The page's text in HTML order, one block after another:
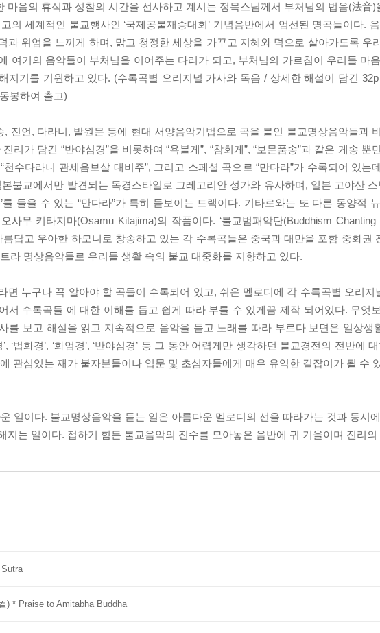
마음의 휴식과 성찰의 시간을 선사하고 계시는 정목스님께서 부처님의 법음(法音
의 세계적인 불교행사인 ‘국제공불재승대회’ 기념음반에서 엄선된 명곡들이다.
과 위엄을 느끼게 하며, 맑고 청정한 세상을 가꾸고 지혜와 덕으로 살아가도록 우
여기의 음악들이 부처님을 이어주는 다리가 되고, 부처님의 가르침이 우리들 마
지기를 기원하고 있다. (수록곡별 오리지널 가사와 독음 / 상세한 해설이 담긴
봉하여 출고)
, 진언, 다라니, 발원문 등에 현대 서양음악기법으로 곡을 붙인 불교명상음악들과
리가 담긴 “반야심경”을 비롯하여 “욕불게”, “참회게”, “보문품송”과 같은 게송 뿐
“천수다라니 관세음보살 대비주”, 그리고 스페셜 곡으로 “만다라”가 수록되어 있는
본불교에서만 발견되는 독경스타일로 그레고리안 성가와 유사하며, 일본 고야산
를 들을 수 있는 “만다라”가 특히 돋보이는 트랙이다. 기타로와는 또 다른 동양적
사무 키타지마(Osamu Kitajima)의 작품이다. ‘불교범패악단(Buddhism Chanting
름답고 우아한 하모니로 창송하고 있는 각 수록곡들은 중국과 대만을 포함 중화권
라 명상음악들로 우리들 생활 속의 불교 대중화를 지향하고 있다.
면 누구나 꼭 알아야 할 곡들이 수록되어 있고, 쉬운 멜로디에 각 수록곡별 오리
서 수록곡들 에 대한 이해를 돕고 쉽게 따라 부를 수 있게끔 제작 되어있다. 무엇
를 보고 해설을 읽고 지속적으로 음악을 듣고 노래를 따라 부르다 보면은 일상생
‘법화경’, ‘화엄경’, ‘반야심경’ 등 그 동안 어렵게만 생각하던 불교경전의 전반에
관심있는 재가 불자분들이나 입문 및 초심자들에게 매우 유익한 길잡이가 될 수
일이다. 불교명상음악을 듣는 일은 아름다운 멜로디의 선을 따라가는 것과 동시
지는 일이다. 접하기 힘든 불교음악의 진수를 모아놓은 음반에 귀 기울이며 진리
) * Praise to Amitabha Buddha